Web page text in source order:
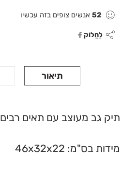
52 אנשים צופים בזה עכשיו
לַחֲלוֹק
תיאור
תיק גב מעוצב עם תאים רבים
מידות בס"מ: 46x32x22